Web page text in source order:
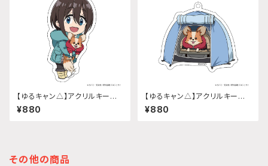
【ゆるキャン△】アクリルキーホ
ルダー (『SEASON3』斉藤 恵
那)
¥880
【ゆるキャン△】アクリルキーホ
ルダー (『SEASON3』ちくわ)
¥880
その他の商品